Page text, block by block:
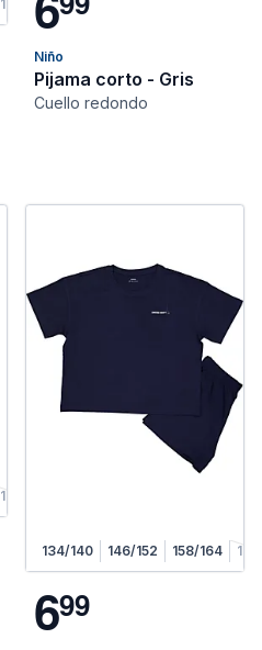
170/176
Niño
Pijama corto - Gris
Cuello redondo
170/176
134/140 146/152 158/164
699